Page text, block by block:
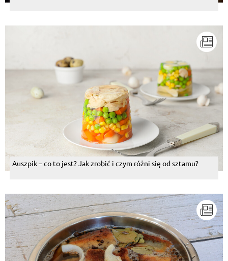
Auszpik – co to jest? Jak zrobić i czym różni się od sztamu?